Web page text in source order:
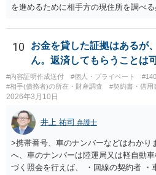
を進めるために相手方の現住所を調べ
は「住所調査だけ単体」で依頼するも
どの事件そのものを弁護士に依頼した
て行う必要があります。また、23条照
るとは限りません。どの情報を手掛か
先が回答に応じるかによって結果は変わ
促の段階でも利用は可能だが、成功す
護士に「支払督促申立てを前提に住所
るのがよいと思われます。
10
お金を貸した証拠はあるが
ん。返済してもらうことは
#内容証明作成送付 #個人・プライベート
#相手(債務者)の所在・財産調査
#契約書・借用
2026年3月10日
井上 祐司 弁護士
>携帯番号、車のナンバーなどはわかり
へ、車のナンバーは陸運局又は軽自動
づく照会を行えば、 ・回線の契約者 ・